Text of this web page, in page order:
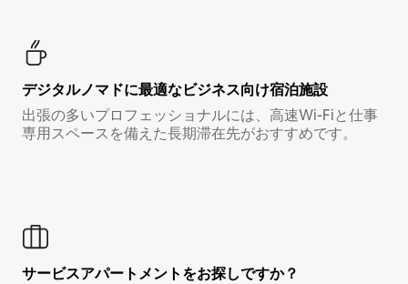
デジタルノマド⁠に最⁠適⁠なビ⁠ジ⁠ネ⁠ス⁠向⁠け宿⁠泊⁠施⁠設
出張の多いプロフェッショナルには、高速Wi-Fiと仕事
専用スペースを備えた長期滞在先がおすすめです。
サービスアパートメントをお探しですか？